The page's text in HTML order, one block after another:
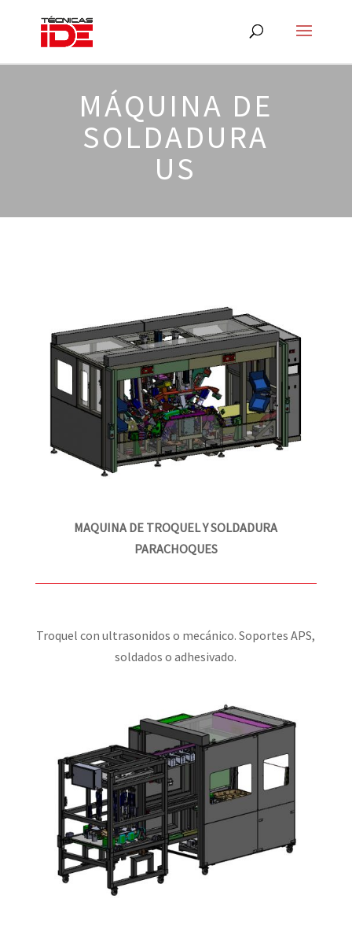
MÁQUINA DE
SOLDADURA
US
MAQUINA DE TROQUEL Y SOLDADURA
PARACHOQUES
Troquel con ultrasonidos o mecánico. Soportes APS,
soldados o adhesivado.